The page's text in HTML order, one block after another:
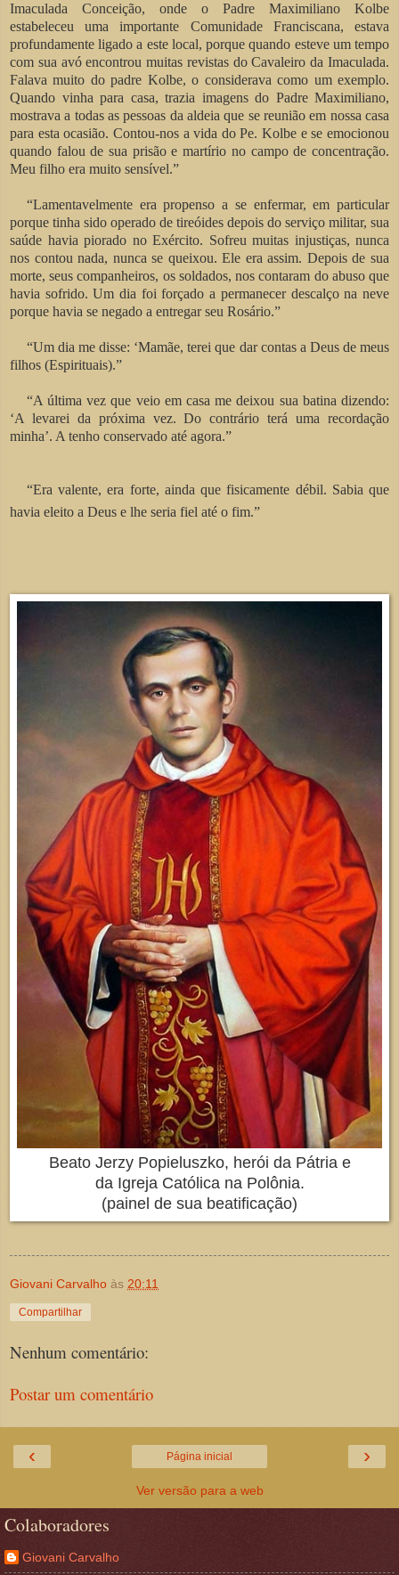
Imaculada Conceição, onde o Padre Maximiliano Kolbe
estabeleceu uma importante Comunidade Franciscana, estava
profundamente ligado a este local, porque quando esteve um tempo
com sua avó encontrou muitas revistas do Cavaleiro da Imaculada.
Falava muito do padre Kolbe, o considerava como um exemplo.
Quando vinha para casa, trazia imagens do Padre Maximiliano,
mostrava a todas as pessoas da aldeia que se reunião em nossa casa
para esta ocasião. Contou-nos a vida do Pe. Kolbe e se emocionou
quando falou de sua prisão e martírio no campo de concentração.
Meu filho era muito sensível.”
“Lamentavelmente era propenso a se enfermar, em particular
porque tinha sido operado de tireóides depois do serviço militar, sua
saúde havia piorado no Exército. Sofreu muitas injustiças, nunca
nos contou nada, nunca se queixou. Ele era assim. Depois de sua
morte, seus companheiros, os soldados, nos contaram do abuso que
havia sofrido. Um dia foi forçado a permanecer descalço na neve
porque havia se negado a entregar seu Rosário.”
“Um dia me disse: ‘Mamãe, terei que dar contas a Deus de meus
filhos (Espirituais).”
“A última vez que veio em casa me deixou sua batina dizendo:
‘A levarei da próxima vez. Do contrário terá uma recordação
minha’. A tenho conservado até agora.”
“Era valente, era forte, ainda que fisicamente débil. Sabia que
havia eleito a Deus e lhe seria fiel até o fim.”
Beato Jerzy Popieluszko, herói da Pátria e
da Igreja Católica na Polônia.
(painel de sua beatificação)
Giovani Carvalho às 20:11
Compartilhar
Nenhum comentário:
Postar um comentário
‹ ›
Página inicial
Ver versão para a web
Colaboradores
Giovani Carvalho